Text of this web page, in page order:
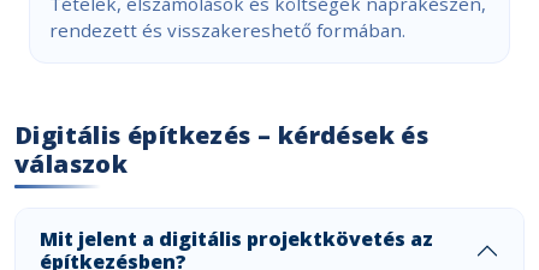
rendezett és visszakereshető formában.
Digitális építkezés – kérdések és
válaszok
Mit jelent a digitális projektkövetés az
építkezésben?